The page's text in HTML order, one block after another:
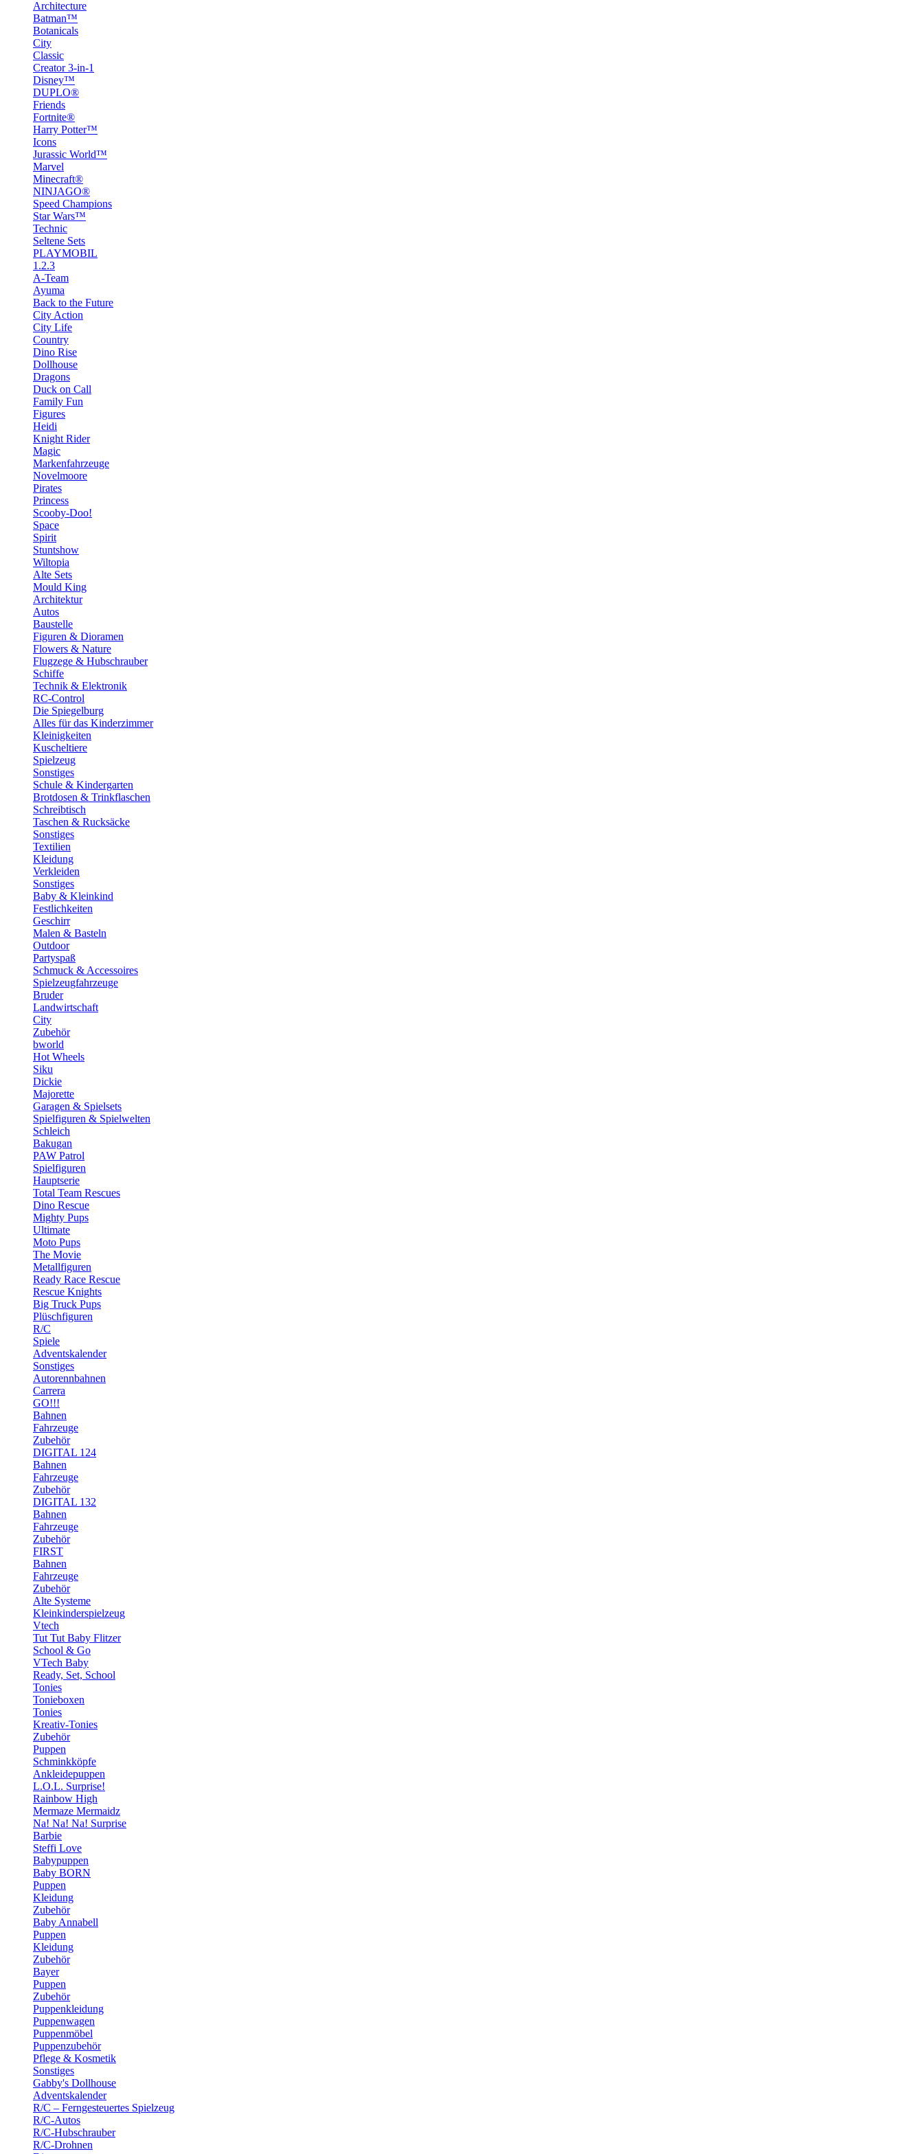
Architecture
Batman™
Botanicals
City
Classic
Creator 3-in-1
Disney™
DUPLO®
Friends
Fortnite®
Harry Potter™
Icons
Jurassic World™
Marvel
Minecraft®
NINJAGO®
Speed Champions
Star Wars™
Technic
Seltene Sets
PLAYMOBIL
1.2.3
A-Team
Ayuma
Back to the Future
City Action
City Life
Country
Dino Rise
Dollhouse
Dragons
Duck on Call
Family Fun
Figures
Heidi
Knight Rider
Magic
Markenfahrzeuge
Novelmoore
Pirates
Princess
Scooby-Doo!
Space
Spirit
Stuntshow
Wiltopia
Alte Sets
Mould King
Architektur
Autos
Baustelle
Figuren & Dioramen
Flowers & Nature
Flugzege & Hubschrauber
Schiffe
Technik & Elektronik
RC-Control
Die Spiegelburg
Alles für das Kinderzimmer
Kleinigkeiten
Kuscheltiere
Spielzeug
Sonstiges
Schule & Kindergarten
Brotdosen & Trinkflaschen
Schreibtisch
Taschen & Rucksäcke
Sonstiges
Textilien
Kleidung
Verkleiden
Sonstiges
Baby & Kleinkind
Festlichkeiten
Geschirr
Malen & Basteln
Outdoor
Partyspaß
Schmuck & Accessoires
Spielzeugfahrzeuge
Bruder
Landwirtschaft
City
Zubehör
bworld
Hot Wheels
Siku
Dickie
Majorette
Garagen & Spielsets
Spielfiguren & Spielwelten
Schleich
Bakugan
PAW Patrol
Spielfiguren
Hauptserie
Total Team Rescues
Dino Rescue
Mighty Pups
Ultimate
Moto Pups
The Movie
Metallfiguren
Ready Race Rescue
Rescue Knights
Big Truck Pups
Plüschfiguren
R/C
Spiele
Adventskalender
Sonstiges
Autorennbahnen
Carrera
GO!!!
Bahnen
Fahrzeuge
Zubehör
DIGITAL 124
Bahnen
Fahrzeuge
Zubehör
DIGITAL 132
Bahnen
Fahrzeuge
Zubehör
FIRST
Bahnen
Fahrzeuge
Zubehör
Alte Systeme
Kleinkinderspielzeug
Vtech
Tut Tut Baby Flitzer
School & Go
VTech Baby
Ready, Set, School
Tonies
Tonieboxen
Tonies
Kreativ-Tonies
Zubehör
Puppen
Schminkköpfe
Ankleidepuppen
L.O.L. Surprise!
Rainbow High
Mermaze Mermaidz
Na! Na! Na! Surprise
Barbie
Steffi Love
Babypuppen
Baby BORN
Puppen
Kleidung
Zubehör
Baby Annabell
Puppen
Kleidung
Zubehör
Bayer
Puppen
Zubehör
Puppenkleidung
Puppenwagen
Puppenmöbel
Puppenzubehör
Pflege & Kosmetik
Sonstiges
Gabby's Dollhouse
Adventskalender
R/C – Ferngesteuertes Spielzeug
R/C-Autos
R/C-Hubschrauber
R/C-Drohnen